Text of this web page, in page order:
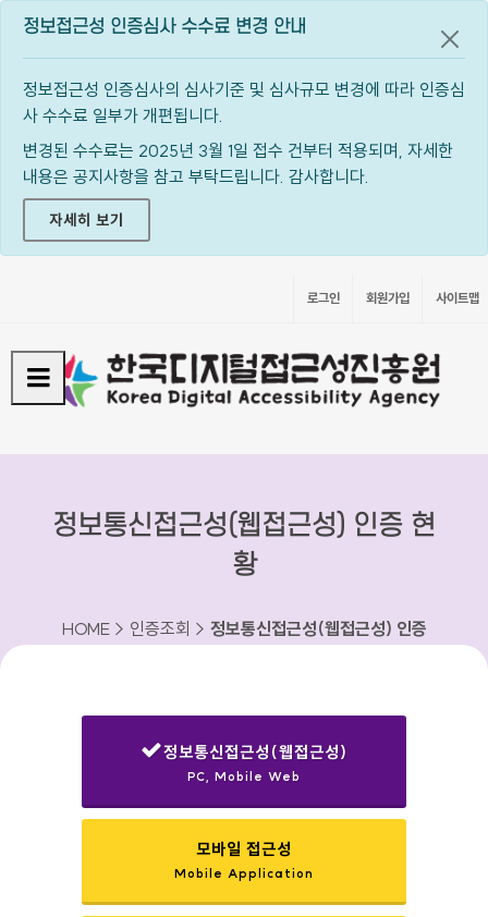
정보접근성 인증심사 수수료 변경 안내
정보접근성 인증심사의 심사기준 및 심사규모 변경에 따라 인증심
사 수수료 일부가 개편됩니다.
변경된 수수료는 2025년 3월 1일 접수 건부터 적용되며, 자세한
내용은 공지사항을 참고 부탁드립니다. 감사합니다.
자세히 보기
공지
로그인 회원가입 사이트맵
정보통신접근성(웹접근성) 인증 현
황
HOME > 인증조회 > 정보통신접근성(웹접근성) 인증
정보통신접근성(웹접근성)
PC, Mobile Web
모바일 접근성
Mobile Application